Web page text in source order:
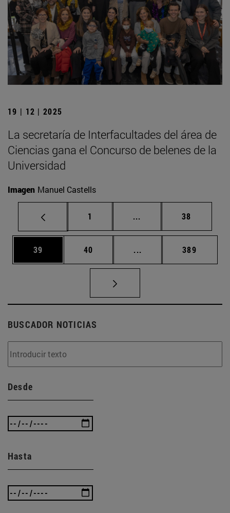
19 | 12 | 2025
La secretaría de Interfacultades del área de
Ciencias gana el Concurso de belenes de la
Universidad
Imagen Manuel Castells
Página
1 ... Páginas intermedias
Página
38
Página
39 Página
40 ... Páginas intermedias
Página
389
BUSCADOR NOTICIAS
Desde
Hasta